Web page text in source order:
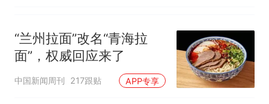
“兰州拉面”改名“青海拉
面”，权威回应来了
中国新闻周刊 217跟贴 APP专享